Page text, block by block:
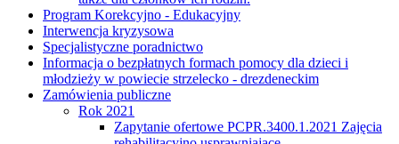
Program Korekcyjno - Edukacyjny
Interwencja kryzysowa
Specjalistyczne poradnictwo
Informacja o bezpłatnych formach pomocy dla dzieci i
młodzieży w powiecie strzelecko - drezdeneckim
Zamówienia publiczne
Rok 2021
Zapytanie ofertowe PCPR.3400.1.2021 Zajęcia